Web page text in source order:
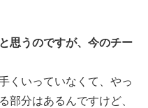
思うのですが、今のチー
くいっていなくて、やっ
部分はあるんですけど、